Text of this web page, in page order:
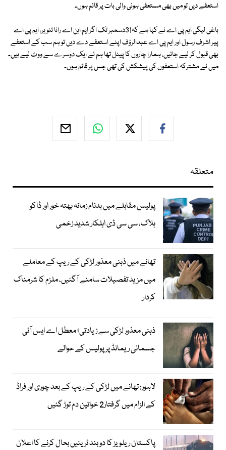
استعفے دیں تو میں بھی مستعفی ہونی والی بات پر قائم ہوں۔
باغی لیگی ایم پی اے نے کہا ہے کہ31دسمبر تک اگر ایم این اے رانا تنویر، ایم پی اے
پیر اشرف رسول اور ایم پی اے عبدالرؤف اپنے استعفے دے دیں تو ہم سب کے استعفے
بھی قبول کر لیے جائیں، ہمارا چاروں کا پینل تھا ہم نے ایک دوسرے سے ووٹ لیے ہیں۔
میں نے مشترکہ استعفوں کی پیشکش کی تھی جس پر قائم ہوں۔
متعلقہ
پولیس مقابلے میں بدنام زمانہ بھتہ خور اور ڈاکو
ہلاک، سی سی ڈی اہلکار شدید زخمی
تھانے میں ذہنی معذور لڑکی کے ریپ کے معاملے
میں مزید تفصیلات سامنے آگئیں، ملزم کا شرمناک
کردار
ذہنی معذور لڑکی سے زیادتی؛ معطل اے ایس آئی
جسمانی ریمانڈ پر پولیس کے حوالے
لاہور: تھانے میں لڑکی کے ریپ کے بعد چوری اور فراڈ
کے الزام میں گرفتار2 خواتین دم توڑ گئیں
پاکستان ریلویز کا دو بند ٹرینیں بحال کرنے کا اعلان